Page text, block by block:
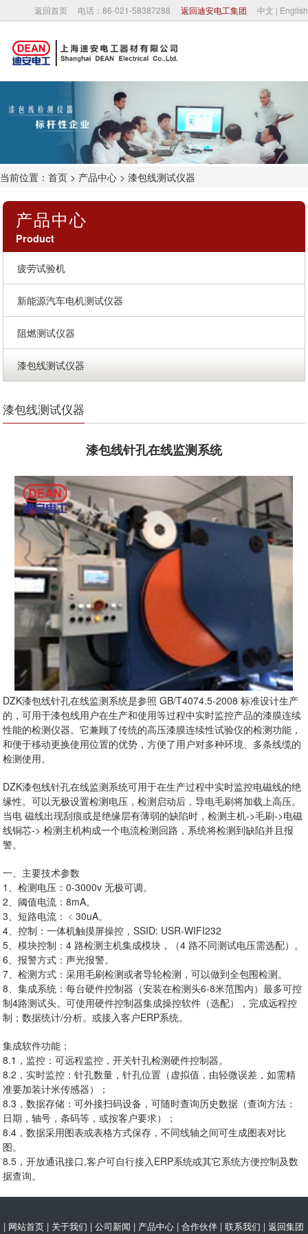
中文 | English
返回迪安电工集团
电话：86-021-58387288
返回首页
关于我们
公司新闻
合作伙伴
联系我们
当前位置： 首页 > 产品中心 > 漆包线测试仪器
产品中心
Product
疲劳试验机
新能源汽车电机测试仪器
阻燃测试仪器
漆包线测试仪器
漆包线测试仪器
漆包线针孔在线监测系统
DZK漆包线针孔在线监测系统是参照 GB/T4074.5-2008 标准设计生产
的，可用于漆包线用户在生产和使用等过程中实时监控产品的漆膜连续
性能的检测仪器。它兼顾了传统的高压漆膜连续性试验仪的检测功能，
和便于移动更换使用位置的优势，方便了用户对多种环境、多条线缆的
检测使用。
DZK漆包线针孔在线监测系统可用于在生产过程中实时监控电磁线的绝
缘性。可以无极设置检测电压，检测启动后，导电毛刷将加载上高压。
当电 磁线出现刮痕或是绝缘层有薄弱的缺陷时，检测主机->毛刷->电磁
线铜芯-> 检测主机构成一个电流检测回路，系统将检测到缺陷并且报
警。
一、主要技术参数
1、检测电压：0-3000v 无极可调。
2、阈值电流：8mA。
3、短路电流：﹤30uA。
4、控制：一体机触摸屏操控，SSID: USR-WIFI232
5、模块控制：4 路检测主机集成模块，（4 路不同测试电压需选配）。
6、报警方式：声光报警。
7、检测方式：采用毛刷检测或者导轮检测，可以做到全包围检测。
8、集成系统：每台硬件控制器（安装在检测头6-8米范围内）最多可控
制4路测试头。可使用硬件控制器集成操控软件（选配），完成远程控
制；数据统计/分析。或接入客户ERP系统。
集成软件功能：
8.1，监控：可远程监控，开关针孔检测硬件控制器。
8.2，实时监控：针孔数量，针孔位置（虚拟值，由轻微误差，如需精
准要加装计米传感器）；
8.3，数据存储：可外接扫码设备，可随时查询历史数据（查询方法：
日期，轴号，条码等，或按客户要求）；
8.4，数据采用图表或表格方式保存，不同线轴之间可生成图表对比
图。
8.5，开放通讯接口,客户可自行接入ERP系统或其它系统方便控制及数
据查询。
| 网站首页 | 关于我们 | 公司新闻 | 产品中心 | 合作伙伴 | 联系我们 | 返回集团